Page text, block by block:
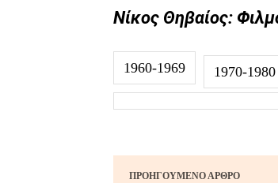
Νίκος Θηβαίος:
1960-1969 1970-1980
ΠΡΟΗΓΟΎΜΕΝΟ ΆΡΘΡΟ